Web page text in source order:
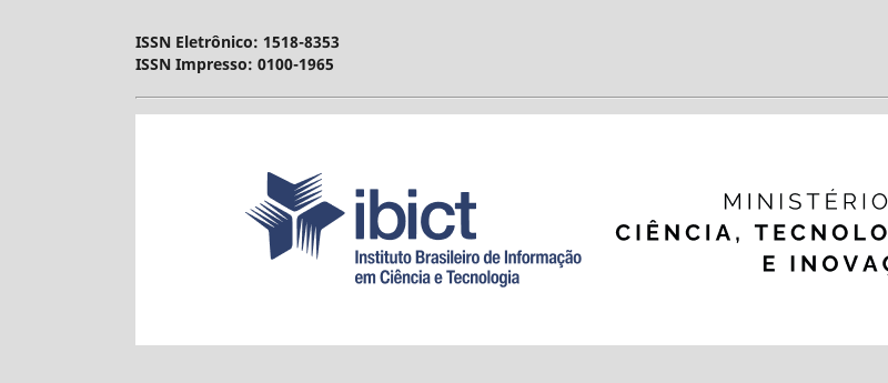
ISSN Eletrônico: 1518-8353
ISSN Impresso: 0100-1965